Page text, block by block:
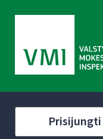
Prisijungti